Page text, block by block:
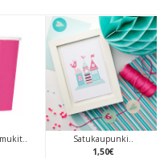
Satukaupunki..
1,50€